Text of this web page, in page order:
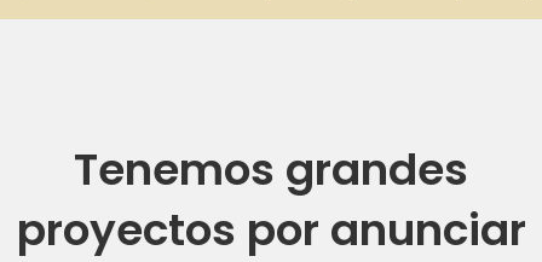
Tenemos grandes
proyectos por anunciar